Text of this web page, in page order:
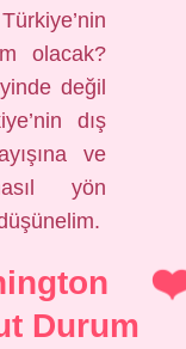
olacak?
değil
dış
ve
yön
Durum